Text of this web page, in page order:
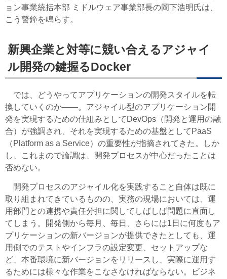
ョン事業統括本部 ミドルウェア事業部長の岡下浩明氏は、
こう警鐘を鳴らす。
新興企業と対等に競い合えるアジャイ
ル開発の鍵握るDocker
では、どうやってアプリケーションの開発スタイルを転
換していくのか――。アジャイル型のアプリケーション開
発を実現するための仕組みとしてDevOps（開発と運用の融
合）が強調され、それを実現するための基盤としてPaaS
（Platform as a Service）の重要性が指摘されてきた。しか
し、これまので論調は、開発プロセスが中心だったことは
否めない。
開発プロセスのアジャイル化を実践すること自体は既に
取り組まれてきているものの、実務の現場においては、運
用部門との連携や責任分担に関してしばしば問題に直面し
てしまう。開発側から毎月、毎日、さらには1日に何度もア
プリケーションの新バージョンが提供できたとしても、運
用側でのテストやインフラの設定変更、セットアップな
ど、本番環境に新バージョンをリリースし、実際に運用す
るためには様々な作業をこなさなければならない。ビジネ